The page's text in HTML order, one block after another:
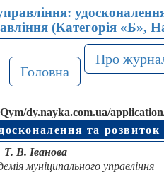
(Категорія «Б»,
Головна
Про
dy.nayka.com.ua/
та
Т. В. Іванова
муніципального управління